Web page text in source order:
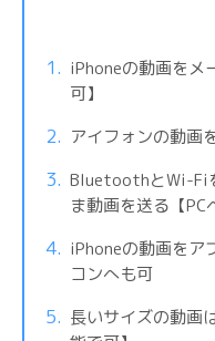
iPhoneの動画をメ
可】
アイフォンの動画
BluetoothとWi-Fi
ま動画を送る【PC
iPhoneの動画をア
コンへも可
長いサイズの動画